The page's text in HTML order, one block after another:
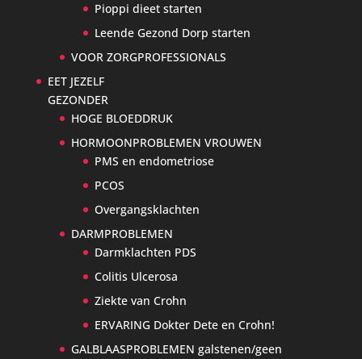
Pioppi dieet starten
Leende Gezond Dorp starten
VOOR ZORGPROFESSIONALS
EET JEZELF
GEZONDER
HOGE BLOEDDRUK
HORMOONPROBLEMEN VROUWEN
PMS en endometriose
PCOS
Overgangsklachten
DARMPROBLEMEN
Darmklachten PDS
Colitis Ulcerosa
Ziekte van Crohn
ERVARING Dokter Dete en Crohn!
GALBLAASPROBLEMEN galstenen/geen